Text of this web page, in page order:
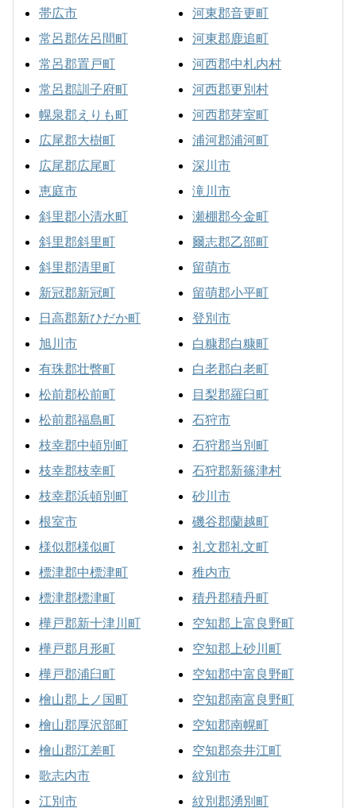
帯広市
常呂郡佐呂間町
常呂郡置戸町
常呂郡訓子府町
幌泉郡えりも町
広尾郡大樹町
広尾郡広尾町
恵庭市
斜里郡小清水町
斜里郡斜里町
斜里郡清里町
新冠郡新冠町
日高郡新ひだか町
旭川市
有珠郡壮瞥町
松前郡松前町
松前郡福島町
枝幸郡中頓別町
枝幸郡枝幸町
枝幸郡浜頓別町
根室市
様似郡様似町
標津郡中標津町
標津郡標津町
樺戸郡新十津川町
樺戸郡月形町
樺戸郡浦臼町
檜山郡上ノ国町
檜山郡厚沢部町
檜山郡江差町
歌志内市
江別市
河東郡音更町
河東郡鹿追町
河西郡中札内村
河西郡更別村
河西郡芽室町
浦河郡浦河町
深川市
滝川市
瀬棚郡今金町
爾志郡乙部町
留萌市
留萌郡小平町
登別市
白糠郡白糠町
白老郡白老町
目梨郡羅臼町
石狩市
石狩郡当別町
石狩郡新篠津村
砂川市
磯谷郡蘭越町
礼文郡礼文町
稚内市
積丹郡積丹町
空知郡上富良野町
空知郡上砂川町
空知郡中富良野町
空知郡南富良野町
空知郡南幌町
空知郡奈井江町
紋別市
紋別郡湧別町